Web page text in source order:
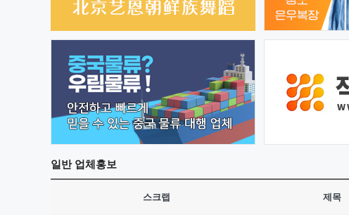
일반업체홍보
스크랩 제목